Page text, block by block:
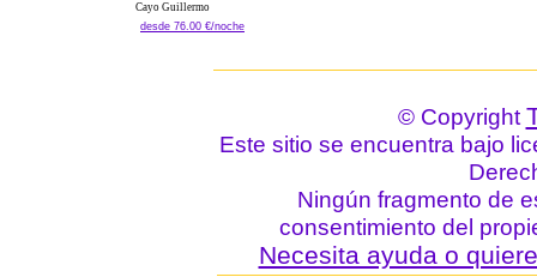
Cayo Guillermo
desde 76.00 €/noche
© Copyright
Este sitio se encuentra bajo
Ningún fragmento de
consentimiento del
Necesita ayuda o